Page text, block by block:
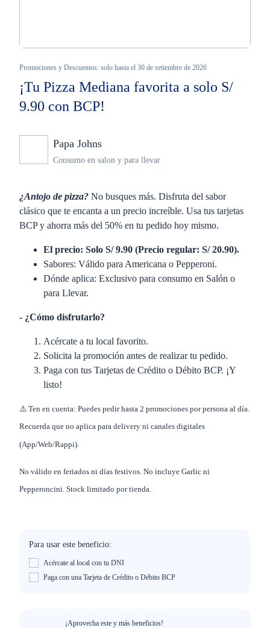
Promociones y Descuentos: solo hasta el 30 de setiembre de 2026
¡Tu Pizza Mediana favorita a solo S/
9.90 con BCP!
Papa Johns
Consumo en salon y para llevar
¿Antojo de pizza? No busques más. Disfruta del sabor
clásico que te encanta a un precio increíble. Usa tus tarjetas
BCP y ahorra más del 50% en tu pedido hoy mismo.
El precio: Solo S/ 9.90 (Precio regular: S/ 20.90).
Sabores: Válido para Americana o Pepperoni.
Dónde aplica: Exclusivo para consumo en Salón o
para Llevar.
- ¿Cómo disfrutarlo?
Acércate a tu local favorito.
Solicita la promoción antes de realizar tu pedido.
Paga con tus Tarjetas de Crédito o Débito BCP. ¡Y
listo!
⚠️ Ten en cuenta: Puedes pedir hasta 2 promociones por persona al día.
Recuerda que no aplica para delivery ni canales digitales
(App/Web/Rappi).
No válido en feriados ni días festivos. No incluye Garlic ni
Pepperoncini. Stock limitado por tienda.
Para usar este beneficio:
Acércate al local con tu DNI
Paga con una Tarjeta de Crédito o Débito BCP
¡Aprovecha este y más beneficios!